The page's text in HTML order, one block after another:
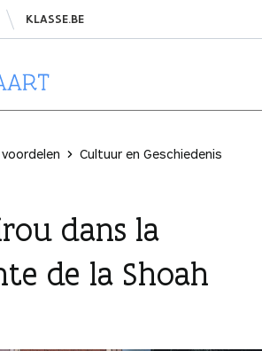
KLASSE.BE
voordelen
Cultuur en Geschiedenis
dans la
de la Shoah